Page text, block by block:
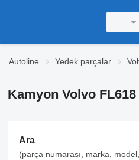
Autoline Yedek parçalar
Kamyon Volvo
Ara
(parça numarası, marka,